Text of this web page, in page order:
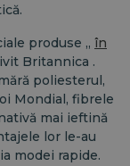
produse „ în
Britannica .
poliesterul,
Mondial, fibrele
mai ieftină
lor le-au
modei rapide.